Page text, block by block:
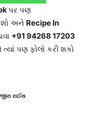
પર પણ
અને Recipe In
+91 94268 17203
પણ ફોલો કરી શકો
રાઈસ